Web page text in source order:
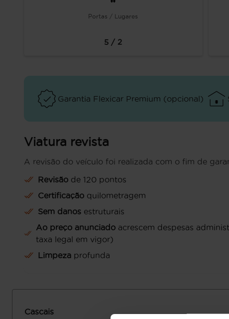
Portas / Lugares
5 / 2
Garantia Flexicar Premium (opcional)
Viatura revista
A revisão do veículo foi realizada com o fim de
Revisão de 120 pontos
Certificação quilometragem
Sem danos estruturais
Ao preço anunciado acrescem despesas
taxa legal em vigor)
Limpeza profunda
Cascais